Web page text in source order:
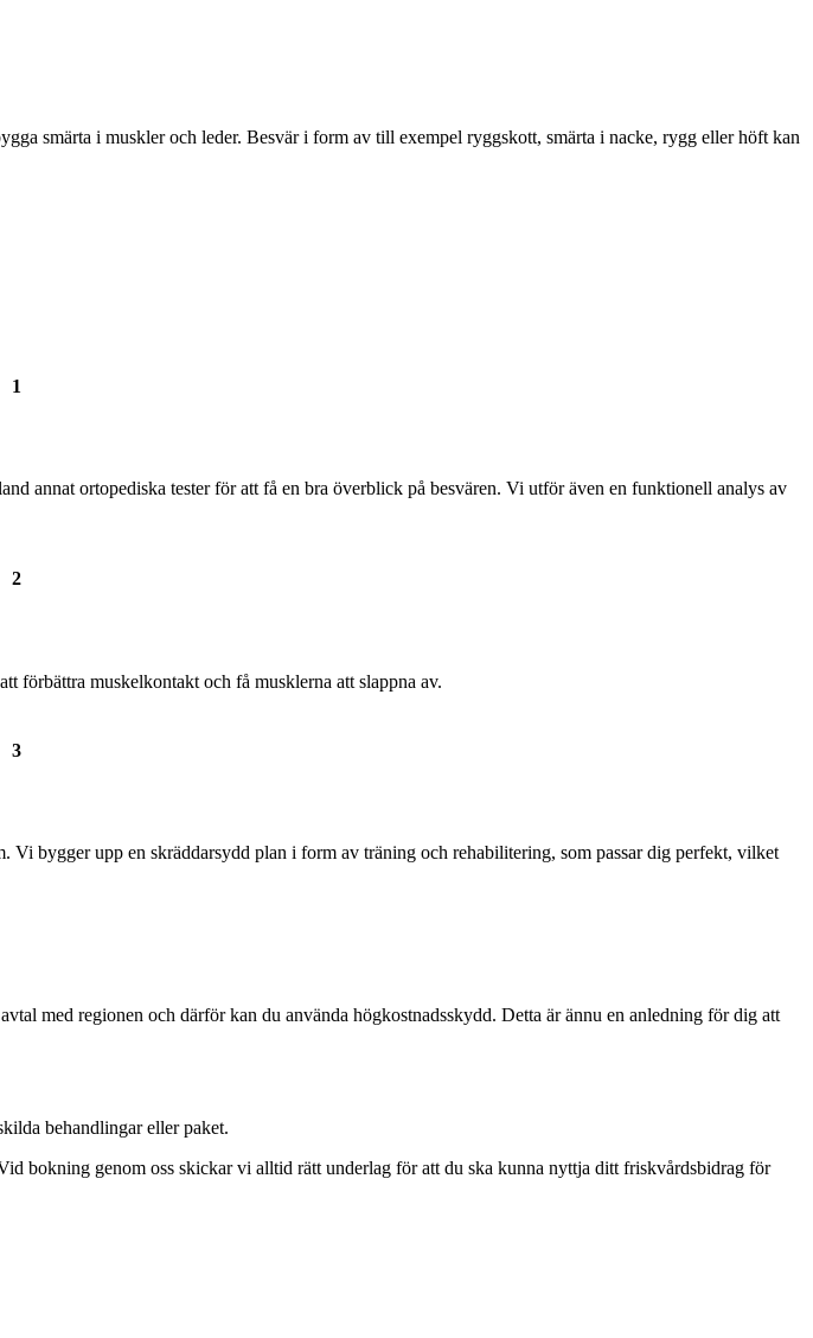
smärta i muskler och leder. Besvär i form av till exempel ryggskott, smärta i nacke, rygg eller höft kan
1
annat ortopediska tester för att få en bra överblick på besvären. Vi utför även en funktionell analys av
2
förbättra muskelkontakt och få musklerna att slappna av.
3
bygger upp en skräddarsydd plan i form av träning och rehabilitering, som passar dig perfekt, vilket
med regionen och därför kan du använda högkostnadsskydd. Detta är ännu en anledning för dig att
behandlingar eller paket.
bokning genom oss skickar vi alltid rätt underlag för att du ska kunna nyttja ditt friskvårdsbidrag för